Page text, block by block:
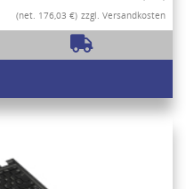
(net. 176,03 €) zzgl. Versandkosten